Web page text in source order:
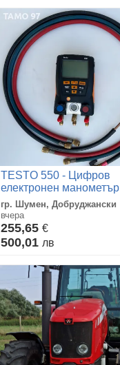
TESTO 550 - Цифров
електронен манометър
гр. Шумен, Добруджански
вчера
255,65 €
500,01 лв